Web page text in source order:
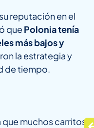
reputación en el
que Polonia tenía
más bajos y
la estrategia y
de tiempo.
muchos carritos